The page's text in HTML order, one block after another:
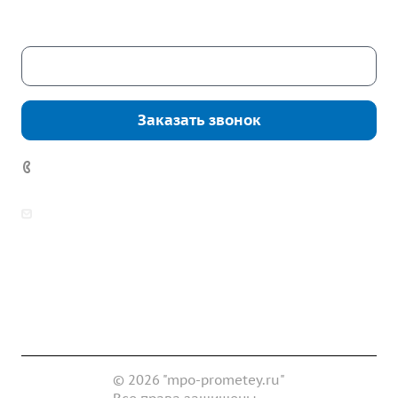
Заказать звонок
© 2026 "mpo-prometey.ru"